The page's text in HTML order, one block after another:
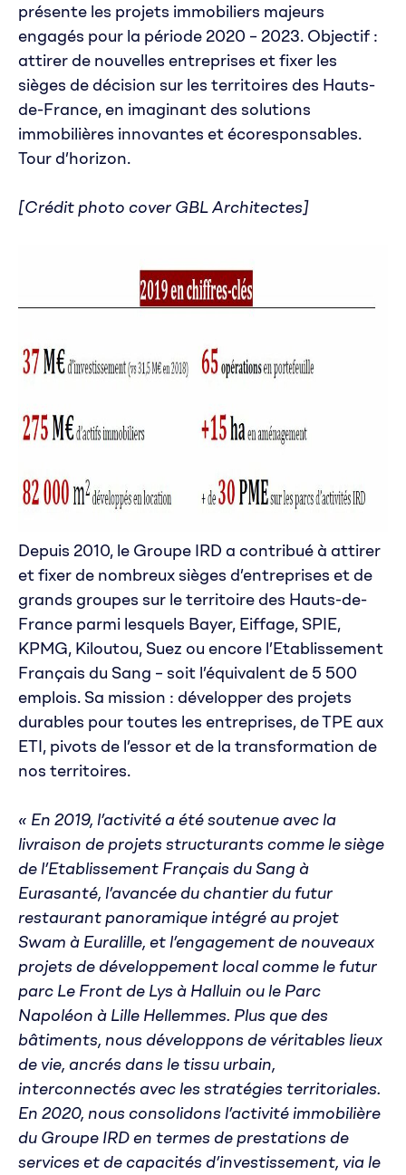
présente les projets immobiliers majeurs
engagés pour la période 2020 – 2023. Objectif :
attirer de nouvelles entreprises et fixer les
sièges de décision sur les territoires des Hauts-
de-France, en imaginant des solutions
immobilières innovantes et écoresponsables.
Tour d’horizon.
[Crédit photo cover GBL Architectes]
Depuis 2010, le Groupe IRD a contribué à attirer
et fixer de nombreux sièges d’entreprises et de
grands groupes sur le territoire des Hauts-de-
France parmi lesquels Bayer, Eiffage, SPIE,
KPMG, Kiloutou, Suez ou encore l’Etablissement
Français du Sang – soit l’équivalent de 5 500
emplois. Sa mission : développer des projets
durables pour toutes les entreprises, de TPE aux
ETI, pivots de l’essor et de la transformation de
nos territoires.
« En 2019, l’activité a été soutenue avec la
livraison de projets structurants comme le siège
de l’Etablissement Français du Sang à
Eurasanté, l’avancée du chantier du futur
restaurant panoramique intégré au projet
Swam à Euralille, et l’engagement de nouveaux
projets de développement local comme le futur
parc Le Front de Lys à Halluin ou le Parc
Napoléon à Lille Hellemmes. Plus que des
bâtiments, nous développons de véritables lieux
de vie, ancrés dans le tissu urbain,
interconnectés avec les stratégies territoriales.
En 2020, nous consolidons l’activité immobilière
du Groupe IRD en termes de prestations de
services et de capacités d’investissement, via le